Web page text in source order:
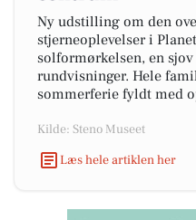
Ny udstilling om den
stjerneoplevelser i
solformørkelsen, en
rundvisninger. Hele
sommerferie fyldt med
Kilde: Steno Museet
Læs hele artiklen her